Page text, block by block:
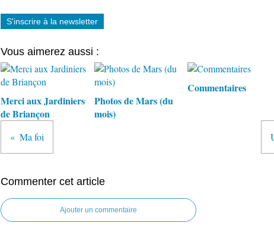
S'inscrire à la newsletter
Vous aimerez aussi :
Merci aux Jardiniers
de Briançon
Photos de Mars (du
mois)
Commentaires
Ma foi
Commenter cet article
Ajouter un commentaire